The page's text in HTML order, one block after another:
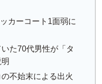
カーコート1面弱に
た70代男性が「タ
不始末による出火